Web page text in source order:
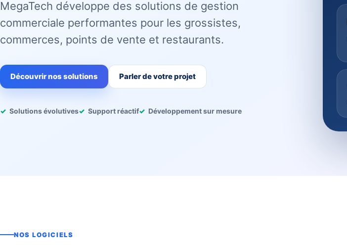
MegaTech développe des solutions de gestion
commerciale performantes pour les grossistes,
commerces, points de vente et restaurants.
Découvrir nos solutions Parler de votre projet
Solutions évolutives Support réactif Développement sur mesure
NOS LOGICIELS